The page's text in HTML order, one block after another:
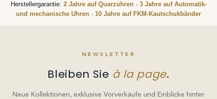
Herstellergarantie: 2 Jahre auf Quarzuhren· 3 Jahre auf Automatik-
und mechanische Uhren · 10 Jahre auf FKM-Kautschukbänder
NEWSLETTER
Bleiben Sie à la page.
Neue Kollektionen, exklusive Vorverkäufe und Einblicke hinter